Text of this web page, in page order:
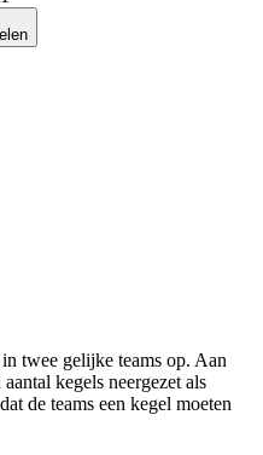
twee gelijke teams op. Aan
kegels neergezet als
de teams een kegel moeten